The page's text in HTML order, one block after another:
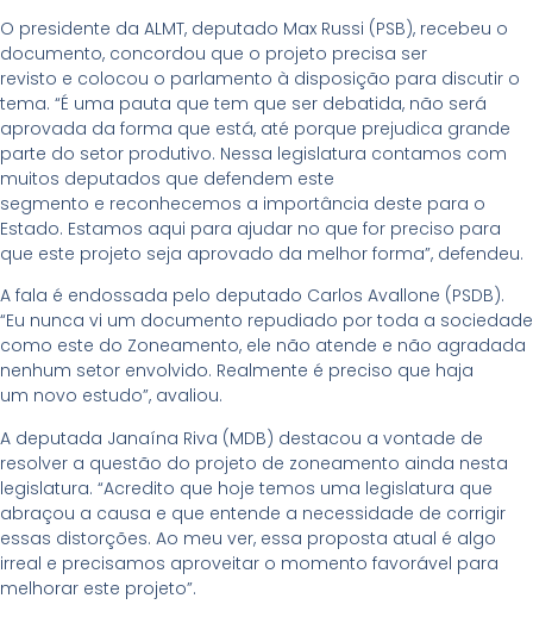
O presidente da ALMT, deputado Max Russi (PSB), recebeu o
documento, concordou que o projeto precisa ser
revisto e colocou o parlamento à disposição para discutir o
tema. “É uma pauta que tem que ser debatida, não será
aprovada da forma que está, até porque prejudica grande
parte do setor produtivo. Nessa legislatura contamos com
muitos deputados que defendem este
segmento e reconhecemos a importância deste para o
Estado. Estamos aqui para ajudar no que for preciso para
que este projeto seja aprovado da melhor forma”, defendeu.
A fala é endossada pelo deputado Carlos Avallone (PSDB).
“Eu nunca vi um documento repudiado por toda a sociedade
como este do Zoneamento, ele não atende e não agradada
nenhum setor envolvido. Realmente é preciso que haja
um novo estudo”, avaliou.
A deputada Janaína Riva (MDB) destacou a vontade de
resolver a questão do projeto de zoneamento ainda nesta
legislatura. “Acredito que hoje temos uma legislatura que
abraçou a causa e que entende a necessidade de corrigir
essas distorções. Ao meu ver, essa proposta atual é algo
irreal e precisamos aproveitar o momento favorável para
melhorar este projeto”.